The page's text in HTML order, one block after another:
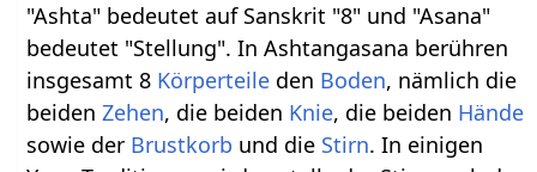
"Ashta" bedeutet auf Sanskrit "8" und "Asana"
bedeutet "Stellung". In Ashtangasana berühren
insgesamt 8 Körperteile den Boden, nämlich die
beidenZehen, die beiden Knie, die beiden Hände
sowie der Brustkorb und die Stirn. In einigen